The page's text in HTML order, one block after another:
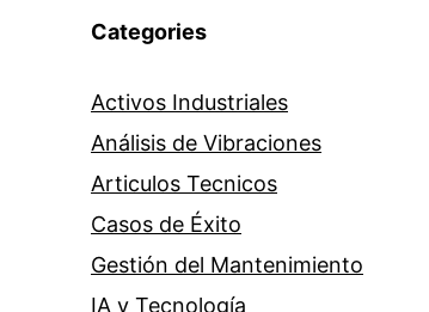
Categories
Activos Industriales
Análisis de Vibraciones
Articulos Tecnicos
Casos de Éxito
Gestión del Mantenimiento
IA y Tecnología